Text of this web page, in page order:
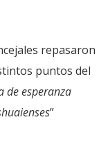
repasaron
puntos del
de esperanza
”